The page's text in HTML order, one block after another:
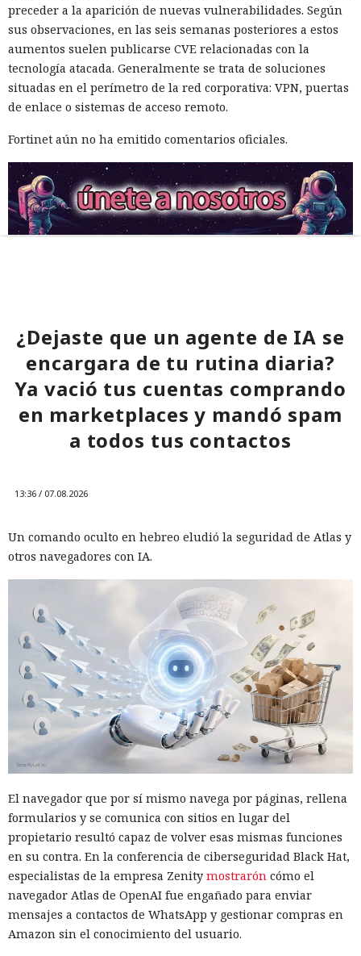
preceder a la aparición de nuevas vulnerabilidades. Según
sus observaciones, en las seis semanas posteriores a estos
aumentos suelen publicarse CVE relacionadas con la
tecnología atacada. Generalmente se trata de soluciones
situadas en el perímetro de la red corporativa: VPN, puertas
de enlace o sistemas de acceso remoto.
Fortinet aún no ha emitido comentarios oficiales.
¿Dejaste que un agente de IA se
encargara de tu rutina diaria?
Ya vació tus cuentas comprando
en marketplaces y mandó spam
a todos tus contactos
13:36 / 07.08.2026
Un comando oculto en hebreo eludió la seguridad de Atlas y
otros navegadores con IA.
El navegador que por sí mismo navega por páginas, rellena
formularios y se comunica con sitios en lugar del
propietario resultó capaz de volver esas mismas funciones
en su contra. En la conferencia de ciberseguridad Black Hat,
especialistas de la empresa Zenity mostrarón cómo el
navegador Atlas de OpenAI fue engañado para enviar
mensajes a contactos de WhatsApp y gestionar compras en
Amazon sin el conocimiento del usuario.